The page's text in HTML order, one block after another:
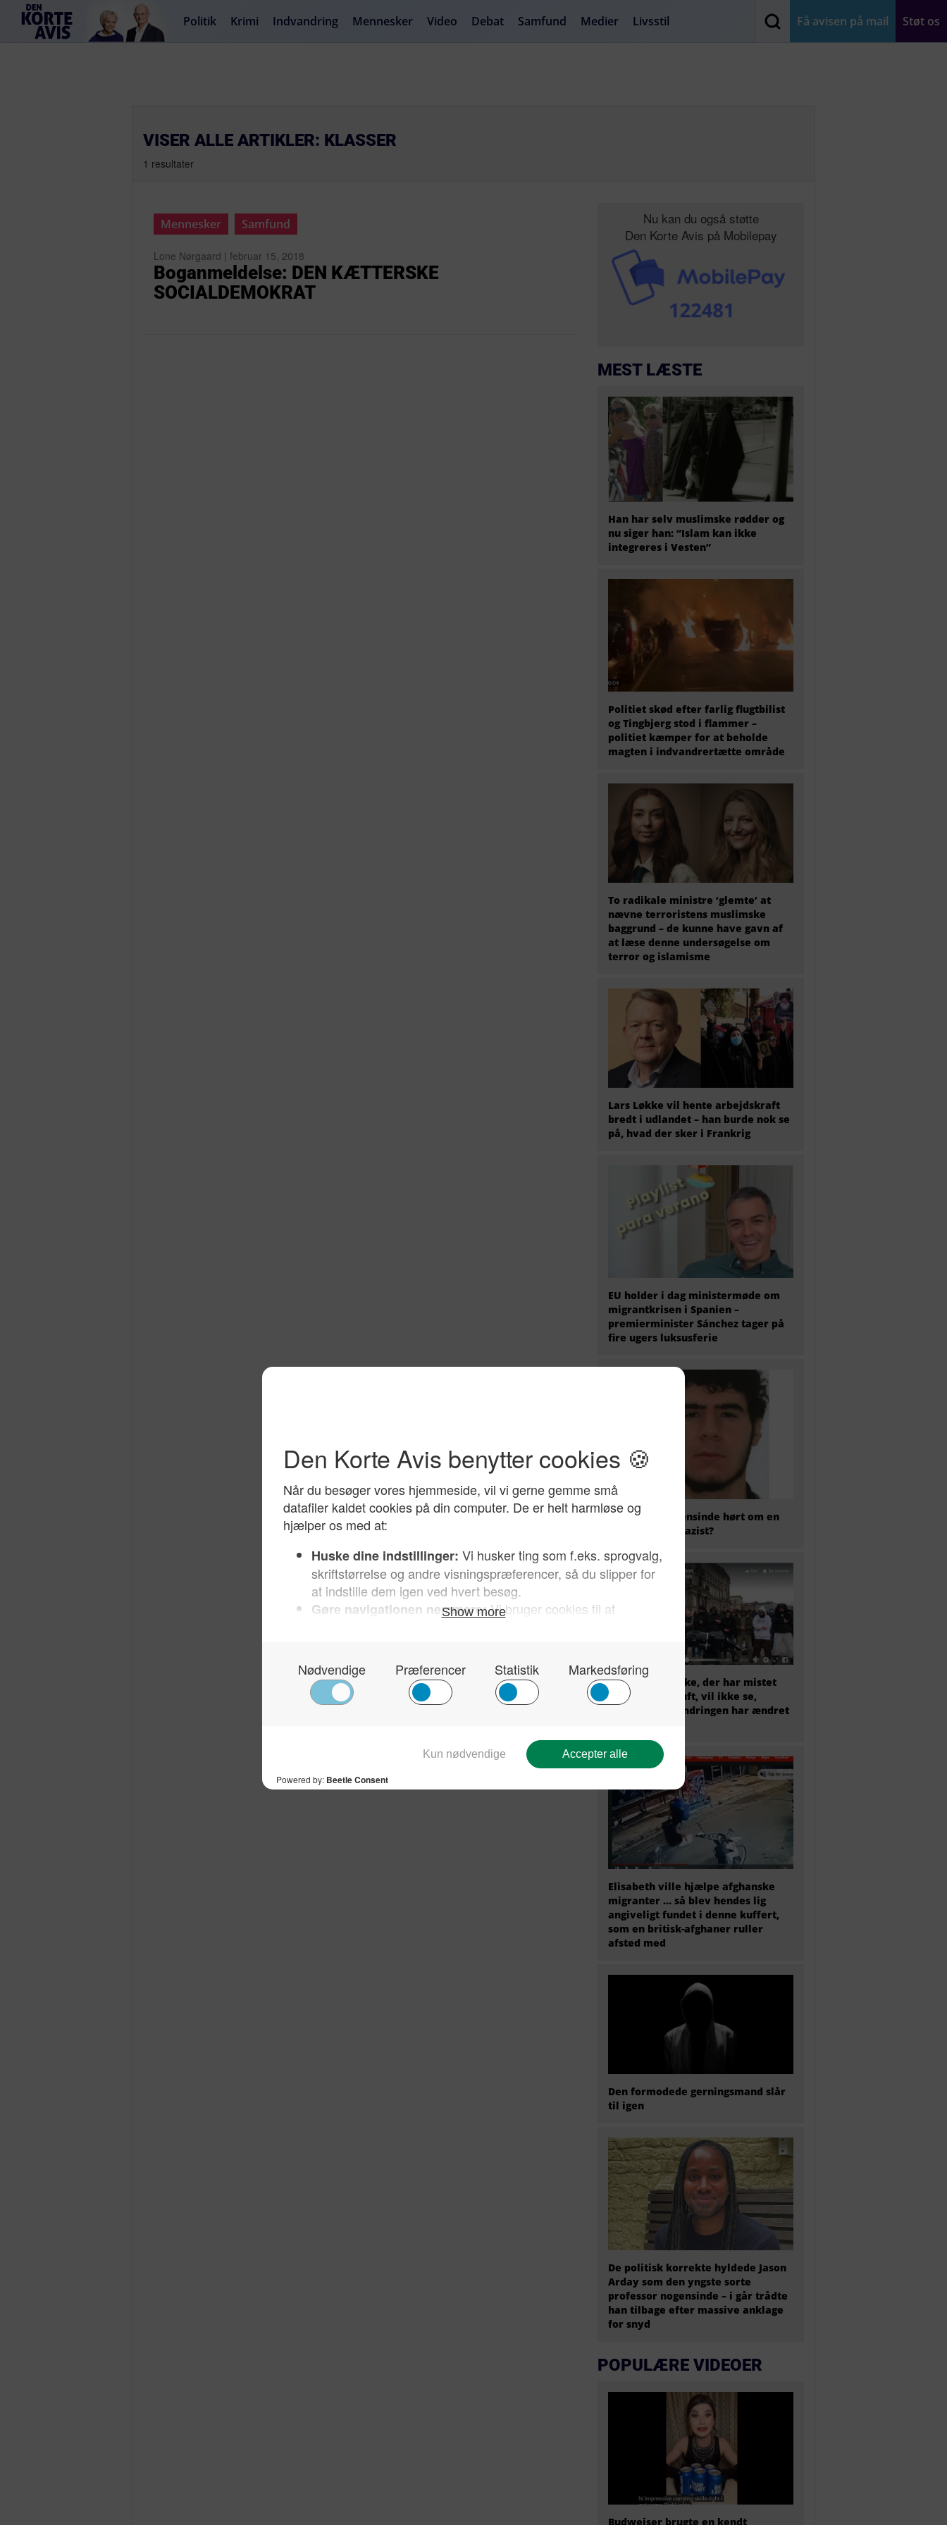
Få avisen på mail Støt os
Politik Krimi Indvandring Mennesker Video Debat Samfund Medier Livsstil
VISER ALLE ARTIKLER: KLASSER
1 resultater
Mennesker Samfund
Lone Nørgaard | februar 15, 2018
Boganmeldelse: DEN KÆTTERSKE
SOCIALDEMOKRAT
Nu kan du også støtte
Den Korte Avis på Mobilepay
MEST LÆSTE
Han har selv muslimske rødder og
nu siger han: “Islam kan ikke
integreres i Vesten”
Politiet skød efter farlig flugtbilist
og Tingbjerg stod i flammer –
politiet kæmper for at beholde
magten i indvandrertætte område
To radikale ministre ‘glemte’ at
nævne terroristens muslimske
baggrund – de kunne have gavn af
at læse denne undersøgelse om
terror og islamisme
Lars Løkke vil hente arbejdskraft
bredt i udlandet – han burde nok se
på, hvad der sker i Frankrig
EU holder i dag ministermøde om
migrantkrisen i Spanien –
premierminister Sánchez tager på
fire ugers luksusferie
Hvem har nogensinde hørt om en
radikaliseret nazist?
Kun et menneske, der har mistet
sin sunde fornuft, vil ikke se,
hvordan indvandringen har ændret
Elisabeth ville hjælpe afghanske
migranter … så blev hendes lig
angiveligt fundet i denne kuffert,
som en britisk-afghaner ruller
afsted med
Den formodede gerningsmand slår
til igen
De politisk korrekte hyldede Jason
Arday som den yngste sorte
professor nogensinde – i går trådte
han tilbage efter massive anklage
for snyd
POPULÆRE VIDEOER
Budweiser brugte en kendt